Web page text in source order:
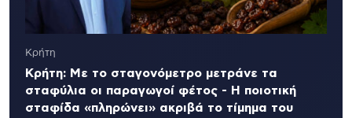
Κρήτη
Κρήτη: Με το σταγονόμετρο μετράνε τα
σταφύλια οι παραγωγοί φέτος - Η ποιοτική
σταφίδα «πληρώνει» ακριβά το τίμημα του